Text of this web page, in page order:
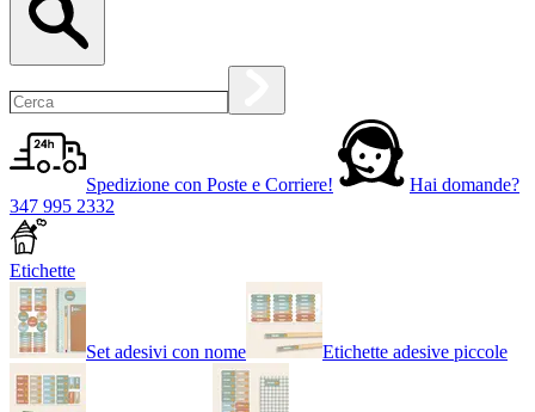
Spedizione con Poste e Corriere!
Hai domande?
347 995 2332
Etichette
Set adesivi con nome Etichette adesive piccole